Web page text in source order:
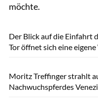
möchte.
Der Blick auf die Einfahrt
Tor öffnet sich eine eigene
Moritz Treffinger strahlt
Nachwuchspferdes